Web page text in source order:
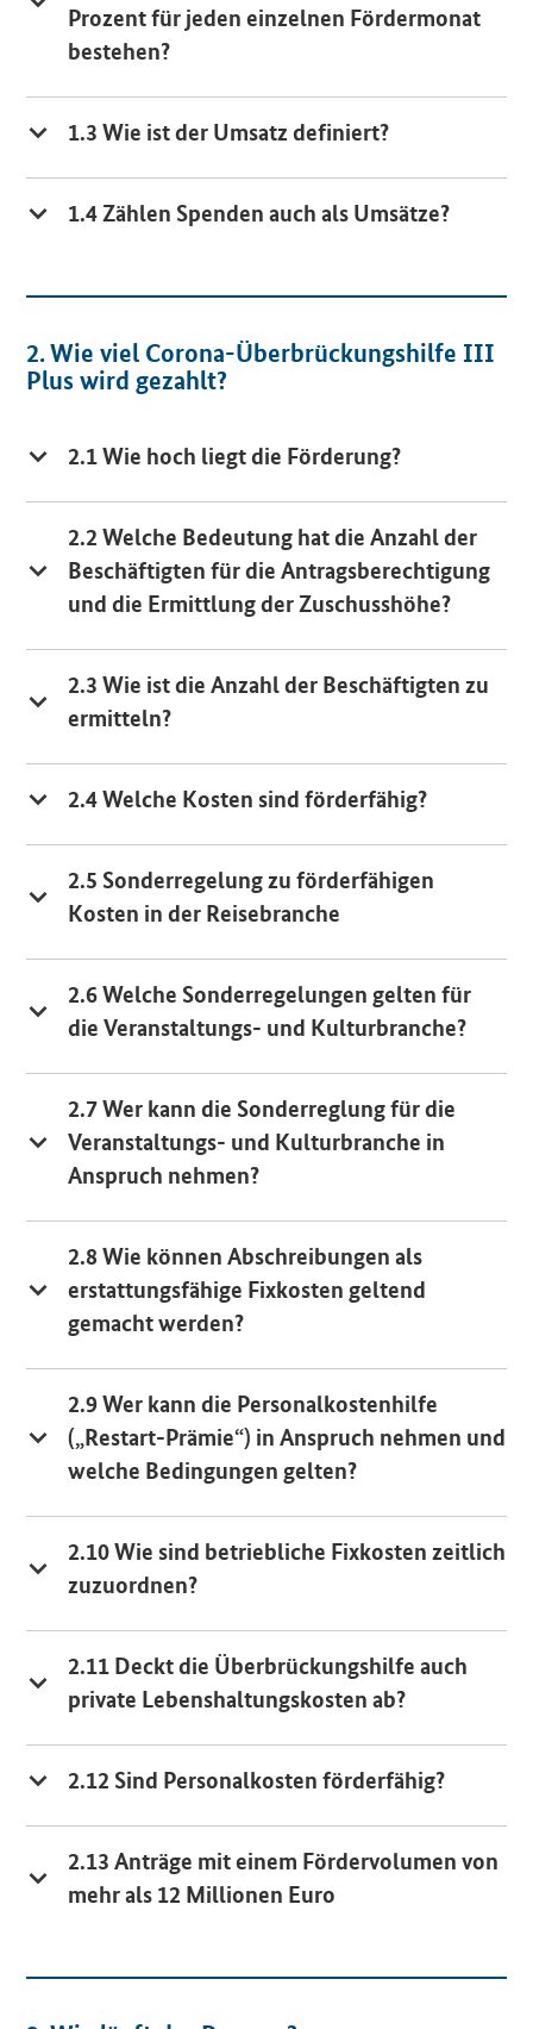
Prozent für jeden einzelnen Fördermonat
bestehen?
1.3 Wie ist der Umsatz definiert?
1.4 Zählen Spenden auch als Umsätze?
2. Wie viel Corona-Überbrückungshilfe III
Plus wird gezahlt?
2.1 Wie hoch liegt die Förderung?
2.2 Welche Bedeutung hat die Anzahl der
Beschäftigten für die Antragsberechtigung
und die Ermittlung der Zuschusshöhe?
2.3 Wie ist die Anzahl der Beschäftigten zu
ermitteln?
2.4 Welche Kosten sind förderfähig?
2.5 Sonderregelung zu förderfähigen
Kosten in der Reisebranche
2.6 Welche Sonderregelungen gelten für
die Veranstaltungs- und Kulturbranche?
2.7 Wer kann die Sonderreglung für die
Veranstaltungs- und Kulturbranche in
Anspruch nehmen?
2.8 Wie können Abschreibungen als
erstattungsfähige Fixkosten geltend
gemacht werden?
2.9 Wer kann die Personalkostenhilfe
(„Restart-Prämie“) in Anspruch nehmen und
welche Bedingungen gelten?
2.10 Wie sind betriebliche Fixkosten zeitlich
zuzuordnen?
2.11 Deckt die Überbrückungshilfe auch
private Lebenshaltungskosten ab?
2.12 Sind Personalkosten förderfähig?
2.13 Anträge mit einem Fördervolumen von
mehr als 12 Millionen Euro